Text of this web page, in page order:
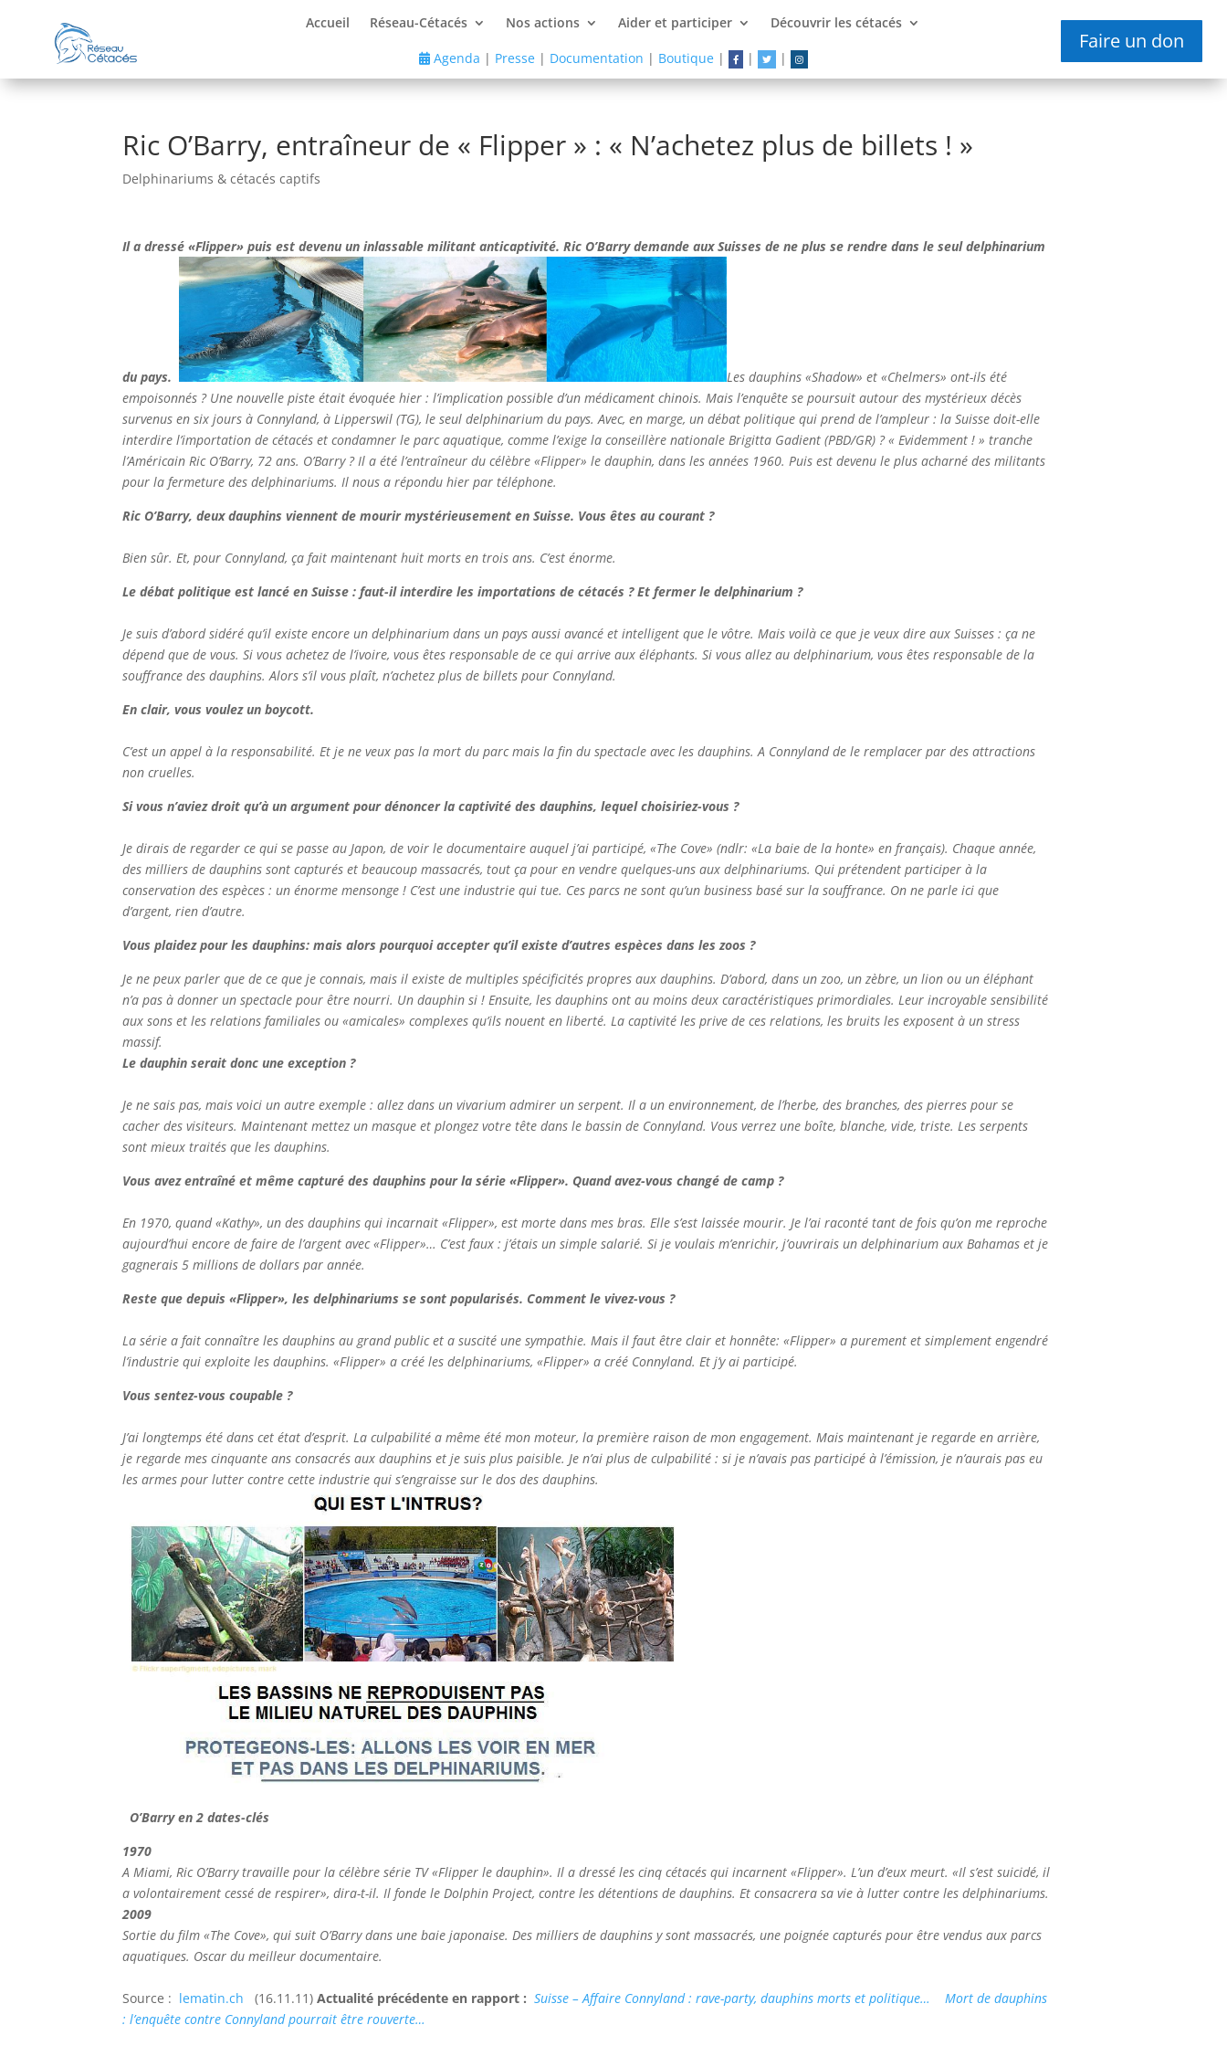
Accueil Réseau-Cétacés Nos actions Aider et participer Découvrir les cétacés
Agenda | Presse| Documentation | Boutique| | |
Faire un don
Ric O’Barry, entraîneur de « Flipper » : « N’achetez plus de billets ! »
Delphinariums & cétacés captifs
Il a dressé «Flipper» puis est devenu un inlassable militant anticaptivité. Ric O’Barry demande aux Suisses de ne plus se rendre dans le seul delphinarium
du pays.
Les dauphins «Shadow» et «Chelmers» ont-ils été
empoisonnés ? Une nouvelle piste était évoquée hier : l’implication possible d’un médicament chinois. Mais l’enquête se poursuit autour des mystérieux décès
survenus en six jours à Connyland, à Lipperswil (TG), le seul delphinarium du pays. Avec, en marge, un débat politique qui prend de l’ampleur : la Suisse doit-elle
interdire l’importation de cétacés et condamner le parc aquatique, comme l’exige la conseillère nationale Brigitta Gadient (PBD/GR) ? « Evidemment ! » tranche
l’Américain Ric O’Barry, 72 ans. O’Barry ? Il a été l’entraîneur du célèbre «Flipper» le dauphin, dans les années 1960. Puis est devenu le plus acharné des militants
pour la fermeture des delphinariums. Il nous a répondu hier par téléphone.
Ric O’Barry, deux dauphins viennent de mourir mystérieusement en Suisse. Vous êtes au courant ?
Bien sûr. Et, pour Connyland, ça fait maintenant huit morts en trois ans. C’est énorme.
Le débat politique est lancé en Suisse : faut-il interdire les importations de cétacés ? Et fermer le delphinarium ?
Je suis d’abord sidéré qu’il existe encore un delphinarium dans un pays aussi avancé et intelligent que le vôtre. Mais voilà ce que je veux dire aux Suisses : ça ne
dépend que de vous. Si vous achetez de l’ivoire, vous êtes responsable de ce qui arrive aux éléphants. Si vous allez au delphinarium, vous êtes responsable de la
souffrance des dauphins. Alors s’il vous plaît, n’achetez plus de billets pour Connyland.
En clair, vous voulez un boycott.
C’est un appel à la responsabilité. Et je ne veux pas la mort du parc mais la fin du spectacle avec les dauphins. A Connyland de le remplacer par des attractions
non cruelles.
Si vous n’aviez droit qu’à un argument pour dénoncer la captivité des dauphins, lequel choisiriez-vous ?
Je dirais de regarder ce qui se passe au Japon, de voir le documentaire auquel j’ai participé, «The Cove» (ndlr: «La baie de la honte» en français). Chaque année,
des milliers de dauphins sont capturés et beaucoup massacrés, tout ça pour en vendre quelques-uns aux delphinariums. Qui prétendent participer à la
conservation des espèces : un énorme mensonge ! C’est une industrie qui tue. Ces parcs ne sont qu’un business basé sur la souffrance. On ne parle ici que
d’argent, rien d’autre.
Vous plaidez pour les dauphins: mais alors pourquoi accepter qu’il existe d’autres espèces dans les zoos ?
Je ne peux parler que de ce que je connais, mais il existe de multiples spécificités propres aux dauphins. D’abord, dans un zoo, un zèbre, un lion ou un éléphant
n’a pas à donner un spectacle pour être nourri. Un dauphin si ! Ensuite, les dauphins ont au moins deux caractéristiques primordiales. Leur incroyable sensibilité
aux sons et les relations familiales ou «amicales» complexes qu’ils nouent en liberté. La captivité les prive de ces relations, les bruits les exposent à un stress
massif.
Le dauphin serait donc une exception ?
Je ne sais pas, mais voici un autre exemple : allez dans un vivarium admirer un serpent. Il a un environnement, de l’herbe, des branches, des pierres pour se
cacher des visiteurs. Maintenant mettez un masque et plongez votre tête dans le bassin de Connyland. Vous verrez une boîte, blanche, vide, triste. Les serpents
sont mieux traités que les dauphins.
Vous avez entraîné et même capturé des dauphins pour la série «Flipper». Quand avez-vous changé de camp ?
En 1970, quand «Kathy», un des dauphins qui incarnait «Flipper», est morte dans mes bras. Elle s’est laissée mourir. Je l’ai raconté tant de fois qu’on me reproche
aujourd’hui encore de faire de l’argent avec «Flipper»… C’est faux : j’étais un simple salarié. Si je voulais m’enrichir, j’ouvrirais un delphinarium aux Bahamas et je
gagnerais 5 millions de dollars par année.
Reste que depuis «Flipper», les delphinariums se sont popularisés. Comment le vivez-vous ?
La série a fait connaître les dauphins au grand public et a suscité une sympathie. Mais il faut être clair et honnête: «Flipper» a purement et simplement engendré
l’industrie qui exploite les dauphins. «Flipper» a créé les delphinariums, «Flipper» a créé Connyland. Et j’y ai participé.
Vous sentez-vous coupable ?
J’ai longtemps été dans cet état d’esprit. La culpabilité a même été mon moteur, la première raison de mon engagement. Mais maintenant je regarde en arrière,
je regarde mes cinquante ans consacrés aux dauphins et je suis plus paisible. Je n’ai plus de culpabilité : si je n’avais pas participé à l’émission, je n’aurais pas eu
les armes pour lutter contre cette industrie qui s’engraisse sur le dos des dauphins.
O’Barry en 2 dates-clés
1970
A Miami, Ric O’Barry travaille pour la célèbre série TV «Flipper le dauphin». Il a dressé les cinq cétacés qui incarnent «Flipper». L’un d’eux meurt. «Il s’est suicidé, il
a volontairement cessé de respirer», dira-t-il. Il fonde le Dolphin Project, contre les détentions de dauphins. Et consacrera sa vie à lutter contre les delphinariums.
2009
Sortie du film «The Cove», qui suit O’Barry dans une baie japonaise. Des milliers de dauphins y sont massacrés, une poignée capturés pour être vendus aux parcs
aquatiques. Oscar du meilleur documentaire.
Source : lematin.ch (16.11.11)Actualité précédente en rapport :Suisse – Affaire Connyland : rave-party, dauphins morts et politique…
Mort de dauphins
: l’enquête contre Connyland pourrait être rouverte…